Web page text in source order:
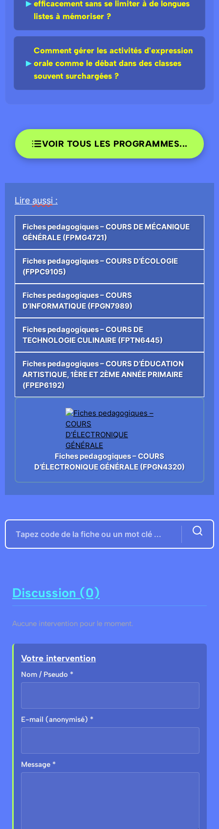
► efficacement sans se limiter à de longues
listes à mémoriser ?
►
Comment gérer les activités d'expression
orale comme le débat dans des classes
souvent surchargées ?
VOIR TOUS LES PROGRAMMES...
Lire aussi :
Fiches pedagogiques – COURS DE MÉCANIQUE
GÉNÉRALE (FPMG4721)
Fiches pedagogiques – COURS D’ÉCOLOGIE
(FPPC9105)
Fiches pedagogiques – COURS
D’INFORMATIQUE (FPGN7989)
Fiches pedagogiques – COURS DE
TECHNOLOGIE CULINAIRE (FPTN6445)
Fiches pedagogiques – COURS D’ÉDUCATION
ARTISTIQUE, 1ÈRE ET 2ÈME ANNÉE PRIMAIRE
(FPEP6192)
Fiches pedagogiques – COURS
D’ÉLECTRONIQUE GÉNÉRALE (FPGN4320)
Discussion (0)
Aucune intervention pour le moment.
Votre intervention
Nom / Pseudo *
E-mail (anonymisé) *
Message *